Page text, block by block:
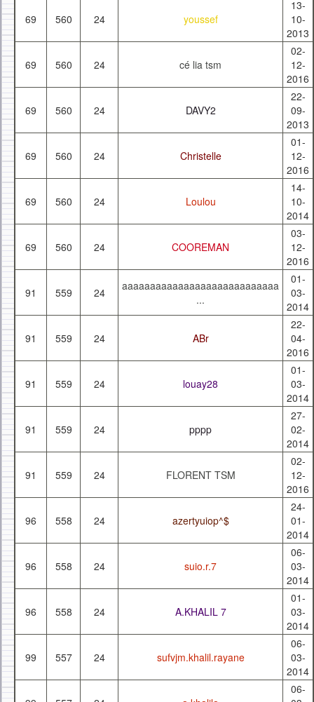
69 560 24 youssef
13-
10-
2013
69 560 24 cé lia tsm
02-
12-
2016
69 560 24 DAVY2
22-
09-
2013
69 560 24 Christelle
01-
12-
2016
69 560 24 Loulou
14-
10-
2014
69 560 24 COOREMAN
03-
12-
2016
91 559 24
aaaaaaaaaaaaaaaaaaaaaaaaaaaa
...
01-
03-
2014
91 559 24 ABr
22-
04-
2016
91 559 24 louay28
01-
03-
2014
91 559 24 pppp
27-
02-
2014
91 559 24 FLORENT TSM
02-
12-
2016
96 558 24 azertyuiop^$
24-
01-
2014
96 558 24 suio.r.7
06-
03-
2014
96 558 24 A.KHALIL 7
01-
03-
2014
99 557 24 sufvjm.khalil.rayane
06-
03-
2014
06-